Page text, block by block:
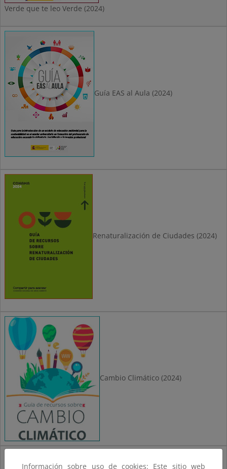
Verde que te leo Verde (2024)
Guía EAS al Aula (2024)
Renaturalización de Ciudades (2024)
Cambio Climático (2024)
Información sobre uso de cookies: Este sitio web